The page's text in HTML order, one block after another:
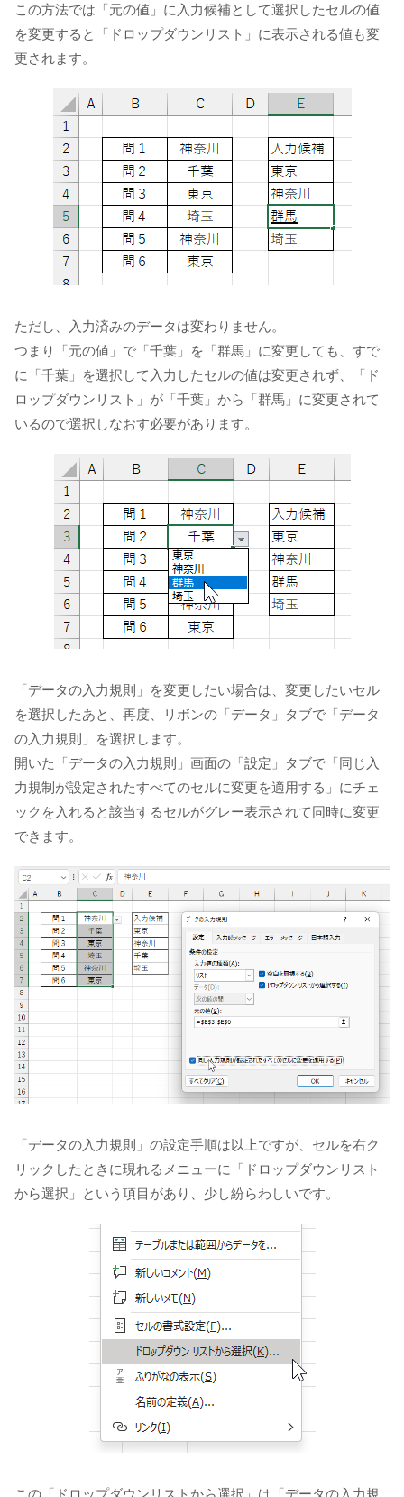
この方法では「元の値」に入力候補として選択したセルの値
を変更すると「ドロップダウンリスト」に表示される値も変
更されます。
ただし、入力済みのデータは変わりません。
つまり「元の値」で「千葉」を「群馬」に変更しても、すで
に「千葉」を選択して入力したセルの値は変更されず、「ド
ロップダウンリスト」が「千葉」から「群馬」に変更されて
いるので選択しなおす必要があります。
「データの入力規則」を変更したい場合は、変更したいセル
を選択したあと、再度、リボンの「データ」タブで「データ
の入力規則」を選択します。
開いた「データの入力規則」画面の「設定」タブで「同じ入
力規制が設定されたすべてのセルに変更を適用する」にチェ
ックを入れると該当するセルがグレー表示されて同時に変更
できます。
「データの入力規則」の設定手順は以上ですが、セルを右ク
リックしたときに現れるメニューに「ドロップダウンリスト
から選択」という項目があり、少し紛らわしいです。
この「ドロップダウンリストから選択」は「データの入力規